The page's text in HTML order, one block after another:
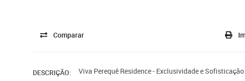
Comparar
DESCRIÇÃO:
Viva Perequê Residence - Exclusividade e